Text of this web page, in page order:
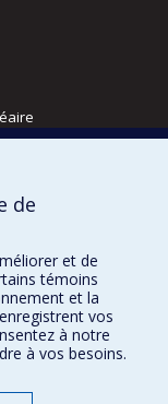
de
et de
témoins
et la
vos
à notre
à vos besoins.